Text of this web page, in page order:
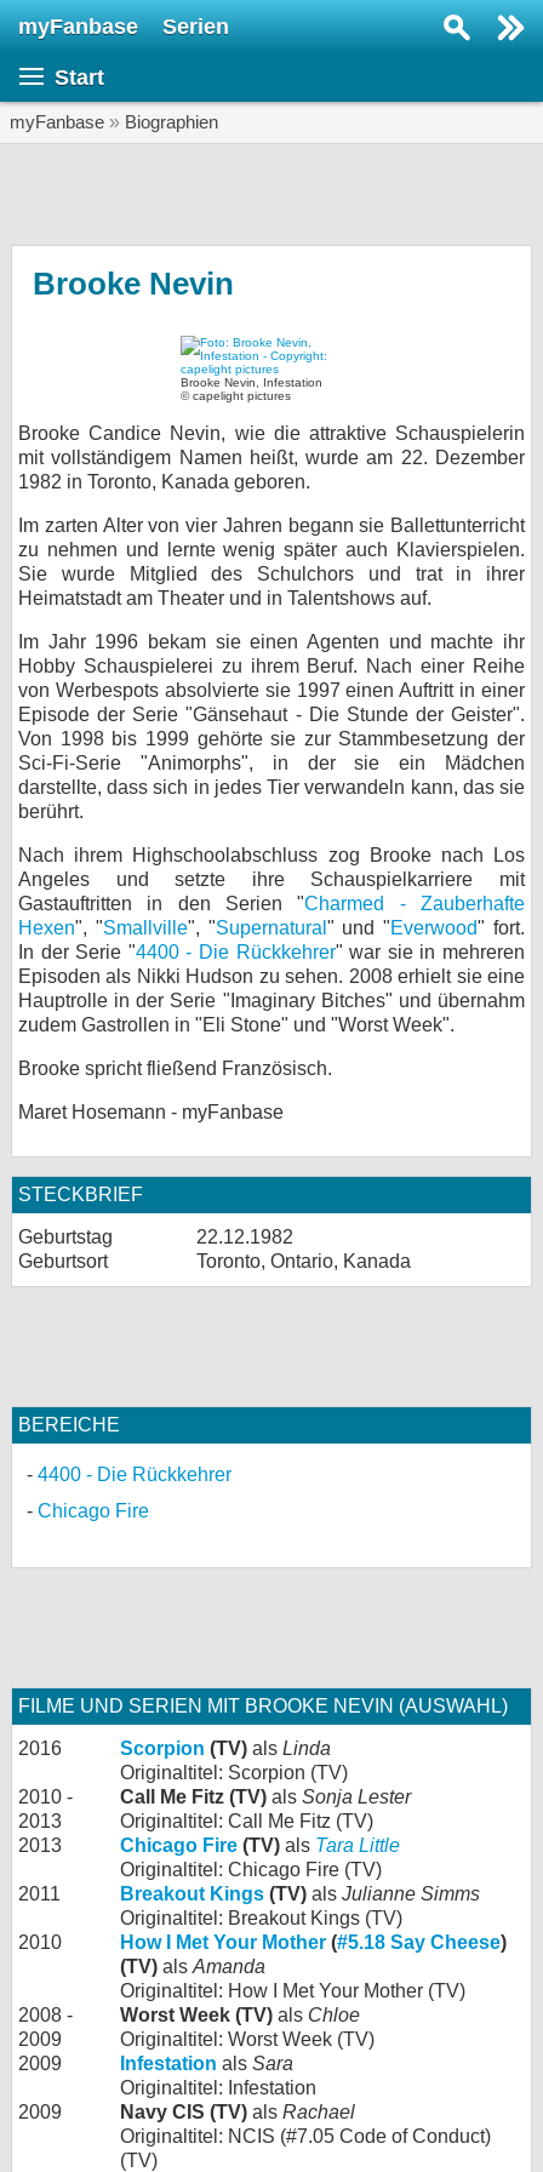
myFanbase Serien
Start
myFanbase » Biographien
Brooke Nevin
Brooke Nevin, Infestation
© capelight pictures
Brooke Candice Nevin, wie die attraktive Schauspielerin
mit vollständigem Namen heißt, wurde am 22. Dezember
1982 in Toronto, Kanada geboren.
Im zarten Alter von vier Jahren begann sie Ballettunterricht
zu nehmen und lernte wenig später auch Klavierspielen.
Sie wurde Mitglied des Schulchors und trat in ihrer
Heimatstadt am Theater und in Talentshows auf.
Im Jahr 1996 bekam sie einen Agenten und machte ihr
Hobby Schauspielerei zu ihrem Beruf. Nach einer Reihe
von Werbespots absolvierte sie 1997 einen Auftritt in einer
Episode der Serie "Gänsehaut - Die Stunde der Geister".
Von 1998 bis 1999 gehörte sie zur Stammbesetzung der
Sci-Fi-Serie "Animorphs", in der sie ein Mädchen
darstellte, dass sich in jedes Tier verwandeln kann, das sie
berührt.
Nach ihrem Highschoolabschluss zog Brooke nach Los
Angeles und setzte ihre Schauspielkarriere mit
Gastauftritten in den Serien "Charmed - Zauberhafte
Hexen", "Smallville", "Supernatural " und "Everwood" fort.
In der Serie "4400 - Die Rückkehrer" war sie in mehreren
Episoden als Nikki Hudson zu sehen. 2008 erhielt sie eine
Hauptrolle in der Serie "Imaginary Bitches" und übernahm
zudem Gastrollen in "Eli Stone" und "Worst Week".
Brooke spricht fließend Französisch.
Maret Hosemann - myFanbase
STECKBRIEF
Geburtstag
22.12.1982
Geburtsort
Toronto, Ontario, Kanada
BEREICHE
4400 - Die Rückkehrer
Chicago Fire
FILME UND SERIEN MIT BROOKE NEVIN (AUSWAHL)
2016 Scorpion (TV) als Linda
Originaltitel: Scorpion (TV)
2010 -
2013
Call Me Fitz (TV) als Sonja Lester
Originaltitel: Call Me Fitz (TV)
2013
Chicago Fire (TV) als Tara Little
Originaltitel: Chicago Fire (TV)
2011
Breakout Kings (TV) als Julianne Simms
Originaltitel: Breakout Kings (TV)
2010
How I Met Your Mother (#5.18 Say Cheese)
(TV) als Amanda
Originaltitel: How I Met Your Mother (TV)
2008 -
2009
Worst Week (TV) als Chloe
Originaltitel: Worst Week (TV)
2009
Infestation als Sara
Originaltitel: Infestation
2009
Navy CIS (TV) als Rachael
Originaltitel: NCIS (#7.05 Code of Conduct)
(TV)
KULTUR
Specials
SERVICE
Gewinnspiele
Forum
bei X
Kontakt
Nutzungsbedingungen
Cookie-Einstellungen
Impressum
Desktop-Ansicht
myFanbase